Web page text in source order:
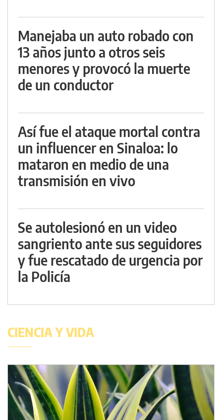
Manejaba un auto robado con
13 años junto a otros seis
menores y provocó la muerte
de un conductor
Así fue el ataque mortal contra
un influencer en Sinaloa: lo
mataron en medio de una
transmisión en vivo
Se autolesionó en un video
sangriento ante sus seguidores
y fue rescatado de urgencia por
la Policía
CIENCIA Y VIDA